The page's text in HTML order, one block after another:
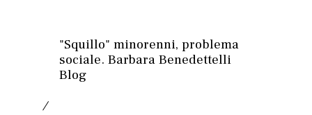
"Squillo" minorenni, problema
sociale. Barbara Benedettelli
Blog
/